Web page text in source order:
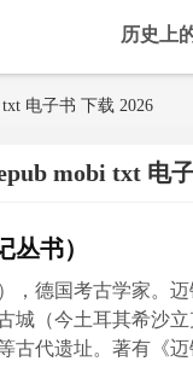
历史上
电子书 下载 2026
mobi txt 电
书）
，德国考古学家。
城（今土耳其希沙
古代遗址。著有《